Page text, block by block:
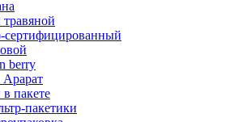
сертифицированный
berry
пакете
пакетики